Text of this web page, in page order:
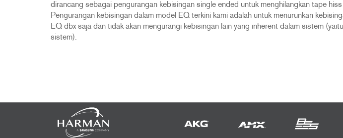
dirancang sebagai pengurangan kebisingan single ended untuk menghilangkan tape
Pengurangan kebisingan dalam model EQ terkini kami adalah untuk menurunkan
EQ dbx saja dan tidak akan mengurangi kebisingan lain yang inherent dalam sistem
sistem).